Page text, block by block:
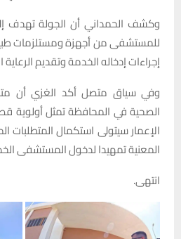
وكشف الحمداني أن الجولة تهدف
للمستشفى من أجهزة ومستلزمات
إجراءات إدخاله الخدمة وتقديم
وفي سياق متصل أكد الغزي أن
الصحية في المحافظة تمثل أولوية
الإعمار سيتولى استكمال المتطلبات
المعنية تمهيدا لدخول المستشفى
انتهى.